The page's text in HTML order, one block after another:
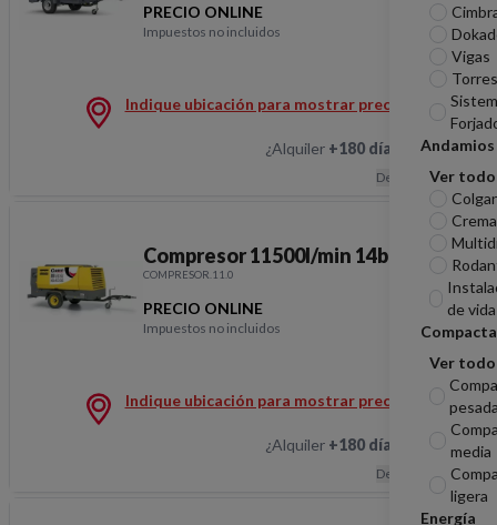
Vigas
Andamios
Ver todo
de vida
Ver todo
media
ligera
Energía
PRECIO ONLINE
Impuestos no incluidos
Compresor 11000l/min
Indique ubicación para mostrar precios
¿Alquiler +180 días Hablemos
Descripción
Compresor 11500l/min 14bar sec
COMPRESOR.11.0
PRECIO ONLINE
Impuestos no incluidos
Compresor 11500l/min
Indique ubicación para mostrar precios
¿Alquiler +180 días Hablemos
Descripción